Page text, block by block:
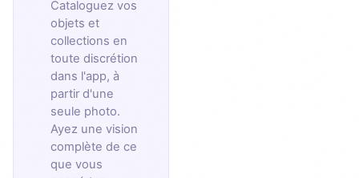
Cataloguez vos
objets et
collections en
toute discrétion
dans l'app, à
partir d'une
seule photo.
Ayez une vision
complète de ce
que vous